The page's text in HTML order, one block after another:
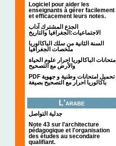
Logiciel pour aider les
enseignants à gérer facilement
et efficacement leurs notes.
الجذع المشترك آداب
الاجتماعيات:الجغرافيا والتاريخ
السنة الثانية من سلك الباكالوريا
ملخصات الجغرافيا
امتحانات الباكالوريا احرار علوم الحياة
والأرض مع التصحيح
PDF تحميل امتحانات وطنية و جهوية
باكالوريا احرار مع التصحيح بصيغة
L'arabe
جدلية التواصل
Note 43 sur l'architecture
pédagogique et l'organisation
des études au secondaire
qualifiant.